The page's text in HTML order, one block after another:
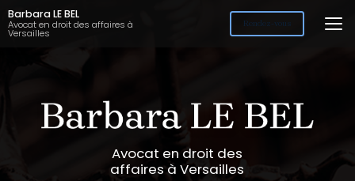
Aller
au
contenu
Barbara LE BEL
Avocat en droit des affaires à
Versailles
Rendez-vous
Avocat en droit des
affaires à Versailles